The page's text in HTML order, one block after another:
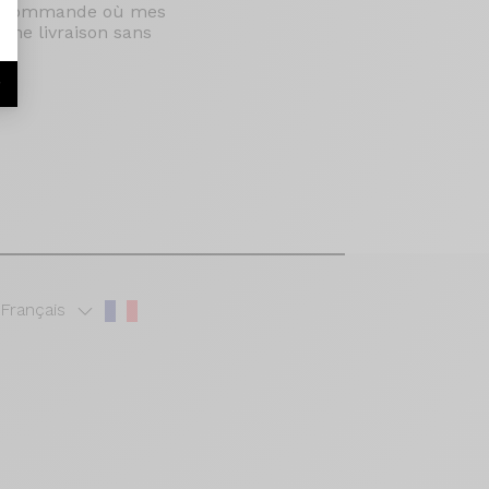
où mes
livraison sans
Français